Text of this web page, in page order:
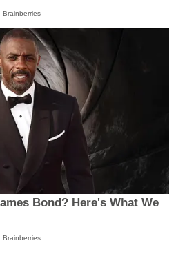
Brainberries
Bond? Here's What We
Brainberries